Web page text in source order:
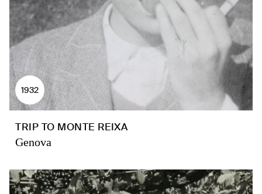
1932
TRIP TO MONTE REIXA
Genova